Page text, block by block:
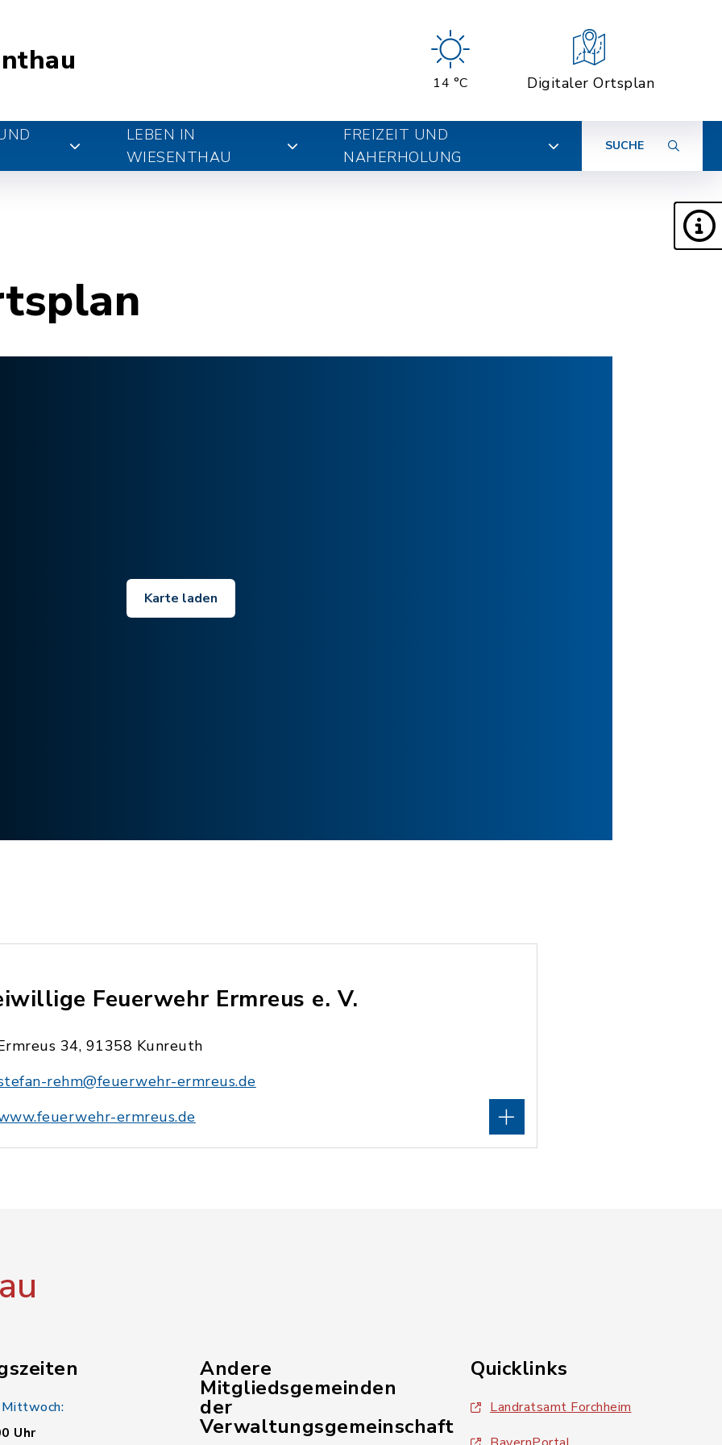
14 °C Digitaler Ortsplan
LEBEN IN
WIESENTHAU
FREIZEIT UND
NAHERHOLUNG
SUCHE
Karte laden
Feuerwehr Ermreus e. V.
34, 91358 Kunreuth
rehm@feuerwehr-ermreus.de
ermreus.de
Uhr
Andere
Mitgliedsgemeinden
der
Verwaltungsgemeinschaft
Quicklinks
Landratsamt Forchheim